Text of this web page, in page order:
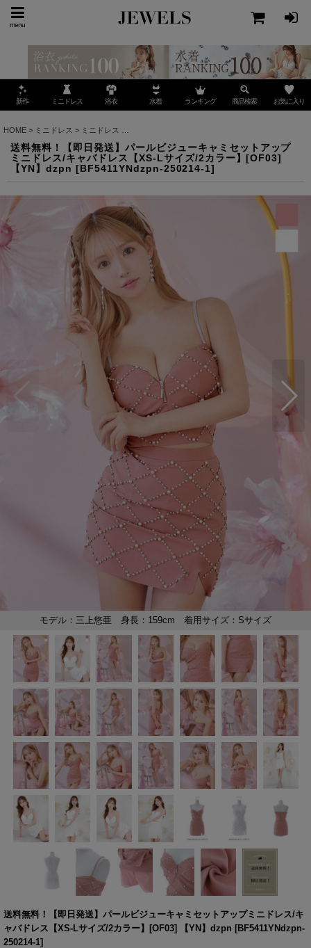
menu
新作 ミニドレス 浴衣 水着 ランキング 商品検索 お気に入り
HOME > ミニドレス > ミニドレス
送料無料！【即日発送】パールビジューキャミセットアップ
ミニドレス/キャバドレス【XS-Lサイズ/2カラー】[OF03]
【YN】dzpn [BF5411YNdzpn-250214-1]
送料無料！【即日発送】パールビジューキャミセットアップミニドレス/キ
ャバドレス【XS-Lサイズ/2カラー】[OF03] 【YN】dzpn [BF5411YNdzpn-
250214-1]